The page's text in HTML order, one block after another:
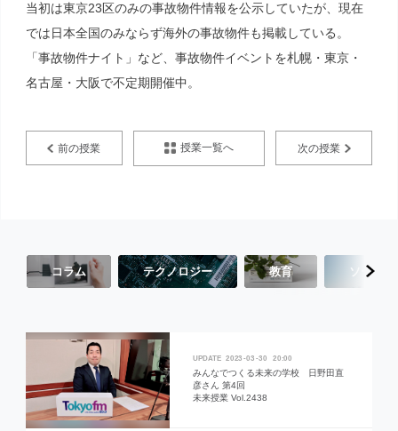
当初は東京23区のみの事故物件情報を公示していたが、現在
では日本全国のみならず海外の事故物件も掲載している。
「事故物件ナイト」など、事故物件イベントを札幌・東京・
名古屋・大阪で不定期開催中。
前の授業 授業一覧へ 次の授業
コラム テクノロジー 教育 ソーシャ
2023 03 30 20:00
みんなでつくる未来の学校 日野田直
彦さん 第4回
未来授業 Vol.2438